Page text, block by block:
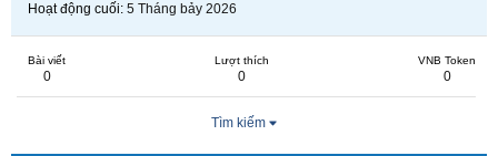
Hoạt động cuối 5 Tháng bảy 2026
Bài viết
0
Lượt thích
0
VNB Token
0
Tìm kiếm